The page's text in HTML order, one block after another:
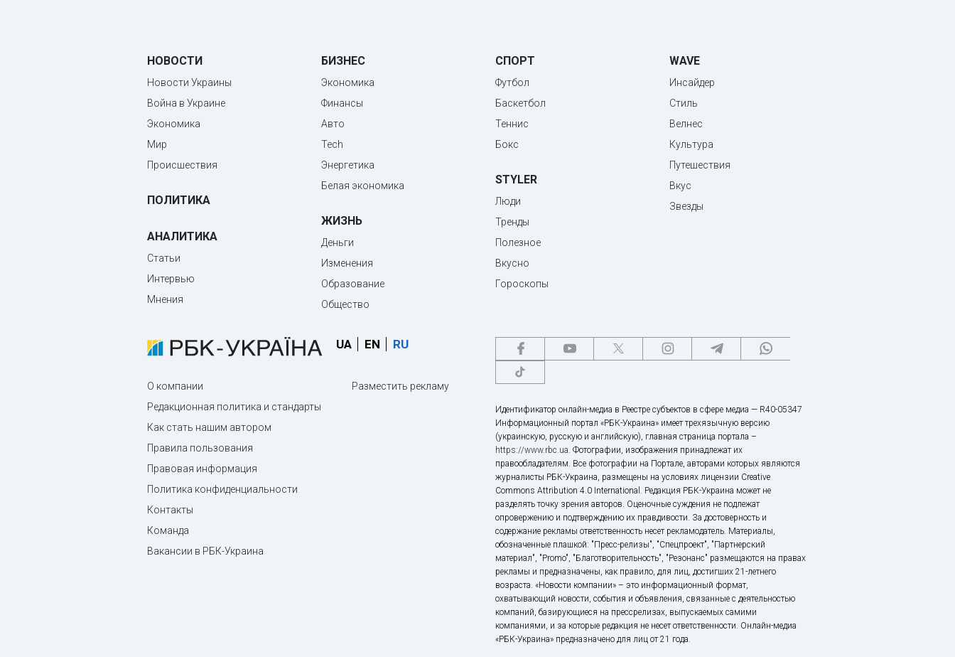
НОВОСТИ
Новости Украины
Война в Украине
Экономика
Мир
Происшествия
ПОЛИТИКА
АНАЛИТИКА
Статьи
Интервью
Мнения
БИЗНЕС
Экономика
Финансы
Авто
Tech
Энергетика
Белая экономика
ЖИЗНЬ
Деньги
Изменения
Образование
Общество
СПОРТ
Футбол
Баскетбол
Теннис
Бокс
STYLER
Люди
Тренды
Полезное
Вкусно
Гороскопы
WAVE
Инсайдер
Стиль
Велнес
Культура
Путешествия
Вкус
Звезды
UA EN RU
О компании
Редакционная политика и стандарты
Как стать нашим автором
Правила пользования
Правовая информация
Политика конфиденциальности
Контакты
Команда
Вакансии в РБК-Украина
Разместить рекламу
Идентификатор онлайн-медиа в Реестре субъектов в сфере медиа — R40-05347
Информационный портал «РБК-Украина» имеет трехязычную версию
(украинскую, русскую и английскую), главная страница портала –
https://www.rbc.ua. Фотографии, изображения принадлежат их
правообладателям. Все фотографии на Портале, авторами которых являются
журналисты РБК-Украина, размещены на условиях лицензии Creative
Commons Attribution 4.0 International. Редакция РБК-Украина может не
разделять точку зрения авторов. Оценочные суждения не подлежат
опровержению и подтверждению их правдивости. За достоверность и
содержание рекламы ответственность несет рекламодатель. Материалы,
обозначенные плашкой: "Пресс-релизы", "Спецпроект", "Партнерский
материал", "Promo", "Благотворительность", "Резонанс" размещаются на правах
рекламы и предназначены, как правило, для лиц, достигших 21-летнего
возраста. «Новости компании» – это информационный формат,
охватывающий новости, события и объявления, связанные с деятельностью
компаний, базирующиеся на прессрелизах, выпускаемых самими
компаниями, и за которые редакция не несет ответственности. Онлайн-медиа
«РБК-Украина» предназначено для лиц от 21 года.